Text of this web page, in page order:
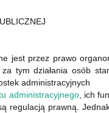
jest przez prawo
tym działania osób
administracyjnych
administracyjnego, ich
regulacją prawną.